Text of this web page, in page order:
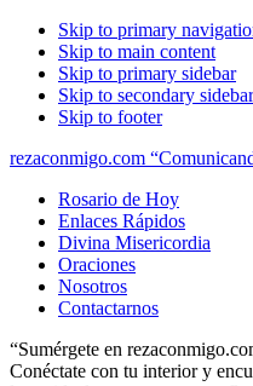
Skip to primary
Skip to main content
Skip to primary sidebar
Skip to secondary sidebar
Skip to footer
rezaconmigo.com
Rosario de Hoy
Enlaces Rápidos
Divina Misericordia
Oraciones
Nosotros
Contactarnos
“Sumérgete en
Conéctate con tu interior y